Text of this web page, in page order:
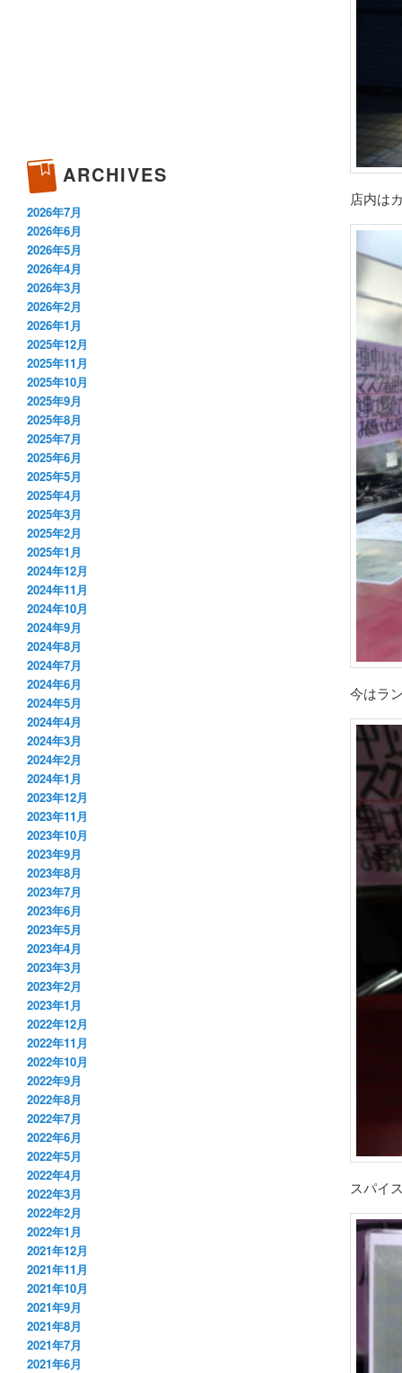
店内は
今はラ
スパイ
ARCHIVES
2026年7月
2026年6月
2026年5月
2026年4月
2026年3月
2026年2月
2026年1月
2025年12月
2025年11月
2025年10月
2025年9月
2025年8月
2025年7月
2025年6月
2025年5月
2025年4月
2025年3月
2025年2月
2025年1月
2024年12月
2024年11月
2024年10月
2024年9月
2024年8月
2024年7月
2024年6月
2024年5月
2024年4月
2024年3月
2024年2月
2024年1月
2023年12月
2023年11月
2023年10月
2023年9月
2023年8月
2023年7月
2023年6月
2023年5月
2023年4月
2023年3月
2023年2月
2023年1月
2022年12月
2022年11月
2022年10月
2022年9月
2022年8月
2022年7月
2022年6月
2022年5月
2022年4月
2022年3月
2022年2月
2022年1月
2021年12月
2021年11月
2021年10月
2021年9月
2021年8月
2021年7月
2021年6月